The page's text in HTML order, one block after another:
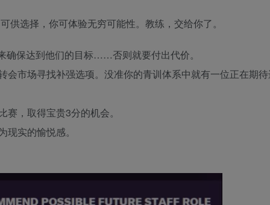
选择，你可体验无穷可能性。教练，交给你了。
确保达到他们的目标……否则就要付出代价。
市场寻找补强选项。没准你的青训体系中就有一位正在期
，取得宝贵3分的机会。
实的愉悦感。